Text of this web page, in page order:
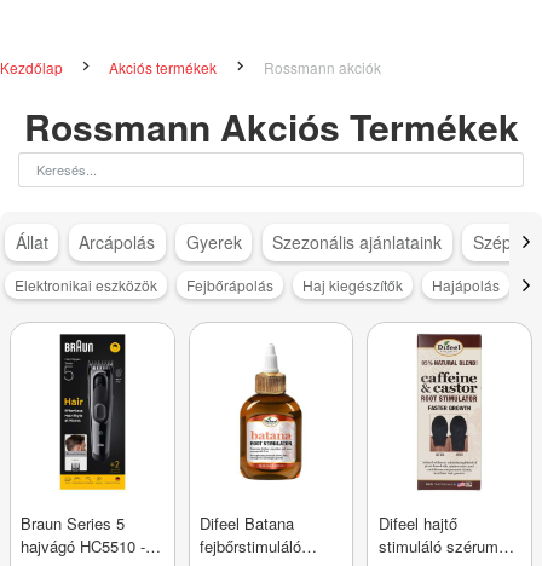
Kezdőlap Akciós termékek Rossmann akciók
Rossmann Akciós Termékek
Állat Arcápolás Gyerek Szezonális ajánlataink
Elektronikai eszközök Fejbőrápolás Haj kiegészítők Hajápolás
Braun Series 5
hajvágó HC5510 - 1
Difeel Batana
fejbőrstimuláló
Difeel hajtő
stimuláló szérum